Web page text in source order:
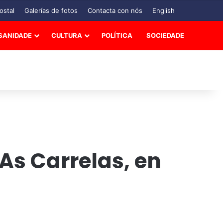
Galerías de fotos Contacta con nós English
CULTURA POLÍTICA SOCIEDADE
Carrelas, en